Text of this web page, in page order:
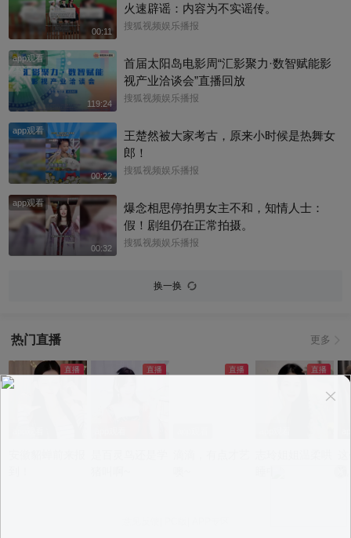
00:11
火速辟谣：内容为不实谣传。
搜狐视频娱乐播报
app观看
119:24
首届太阳岛电影周“汇影聚力·数智赋能影
视产业洽谈会”直播回放
搜狐视频娱乐播报
app观看
00:22
王楚然被大家考古，原来小时候是热舞女
郎！
搜狐视频娱乐播报
app观看
00:32
爆念相思停拍男女主不和，知情人士：
假！剧组仍在正常拍摄。
搜狐视频娱乐播报
换一换
热门直播 更多